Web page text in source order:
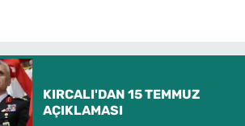
KIRCALI'DAN 15 TEMMUZ
AÇIKLAMASI